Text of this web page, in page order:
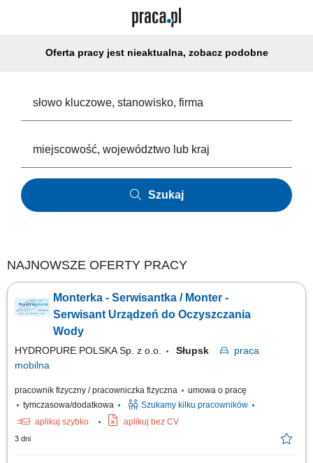
Oferta pracy jest nieaktualna, zobacz podobne
Szukaj
NAJNOWSZE OFERTY PRACY
Monterka - Serwisantka / Monter -
Serwisant Urządzeń do Oczyszczania
Wody
HYDROPURE POLSKA Sp. z o.o. Słupsk
praca
mobilna
pracownik fizyczny / pracowniczka fizyczna
umowa o pracę
tymczasowa/dodatkowa
Szukamy kilku pracowników
aplikuj szybko
aplikuj bez CV
3 dni